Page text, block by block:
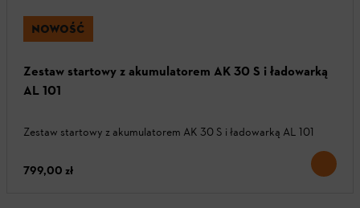
NOWOŚĆ
Zestaw startowy z akumulatorem AK 30 S i ładowarką
AL 101
Zestaw startowy z akumulatorem AK 30 S i ładowarką AL 101
799,00 zł